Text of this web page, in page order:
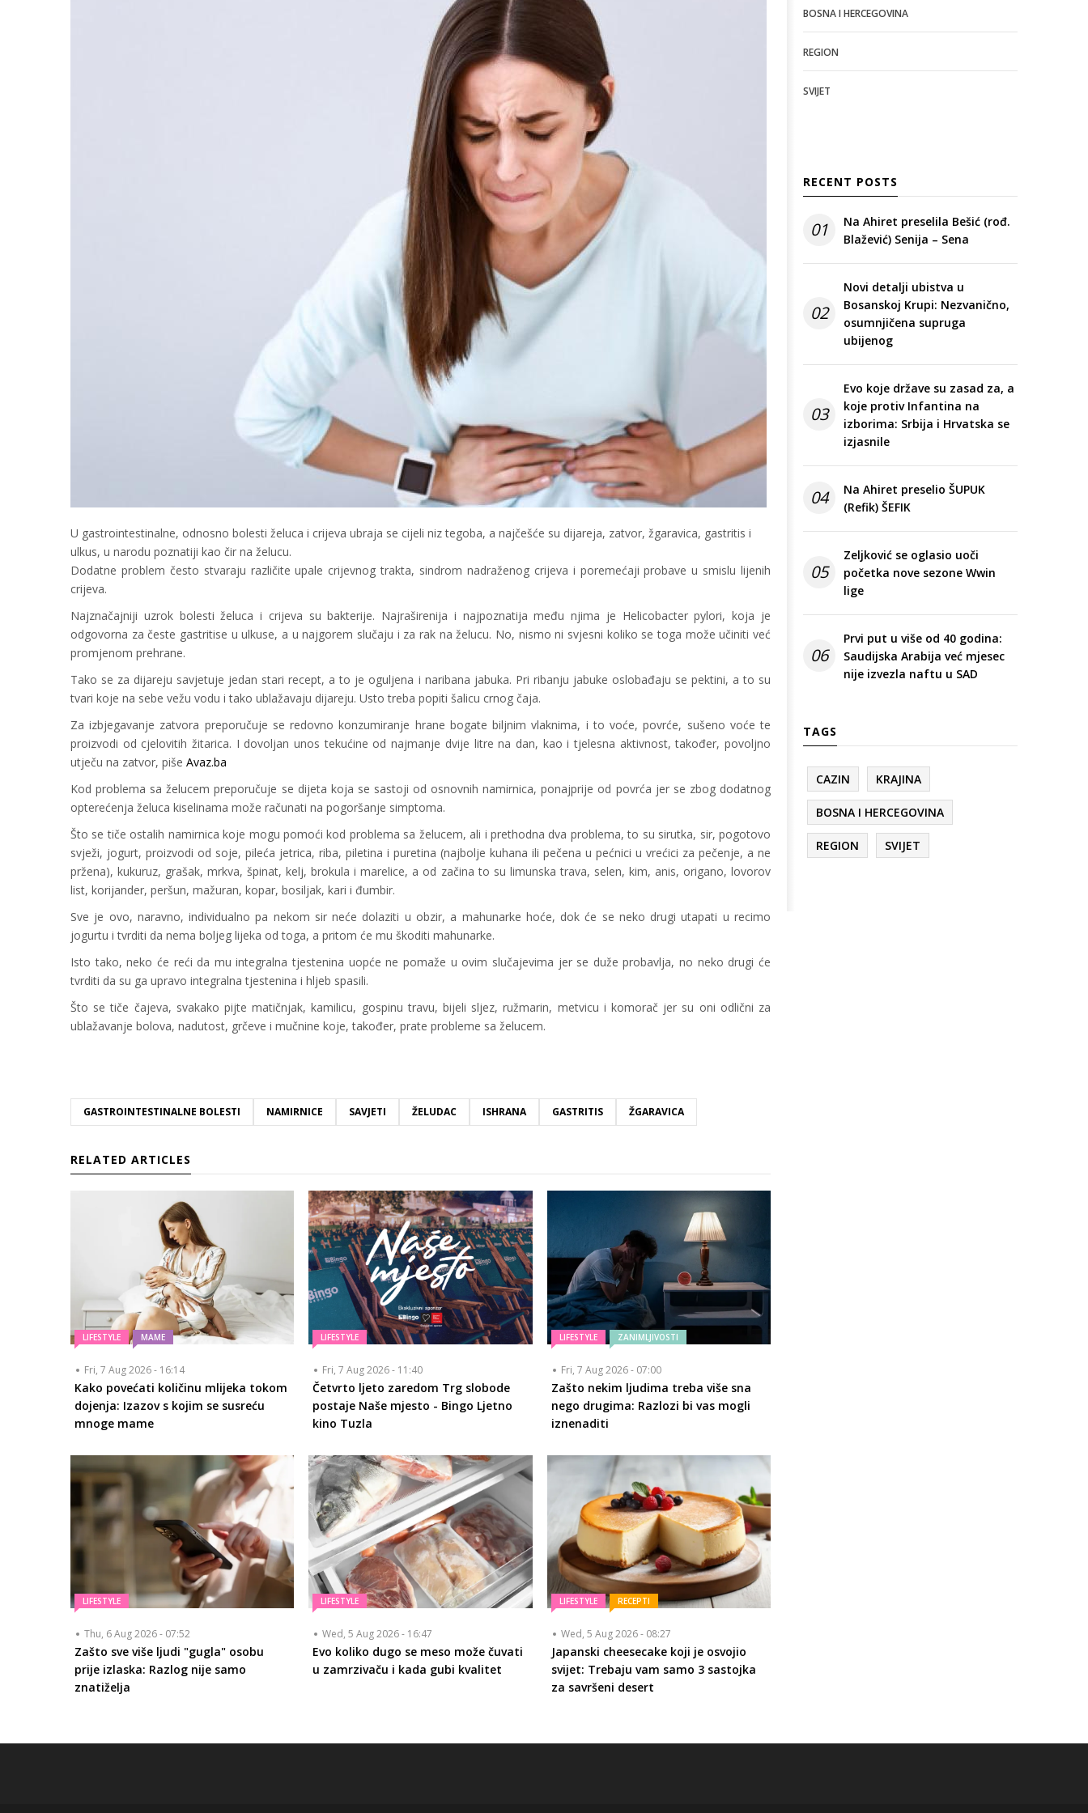
U gastrointestinalne, odnosno bolesti želuca i crijeva ubraja se cijeli niz tegoba, a najčešće su dijareja, zatvor, žgaravica, gastritis i
ulkus, u narodu poznatiji kao čir na želucu.
Dodatne problem često stvaraju različite upale crijevnog trakta, sindrom nadraženog crijeva i poremećaji probave u smislu lijenih
crijeva.
Najznačajniji uzrok bolesti želuca i crijeva su bakterije. Najraširenija i najpoznatija među njima je Helicobacter pylori, koja je
odgovorna za česte gastritise u ulkuse, a u najgorem slučaju i za rak na želucu. No, nismo ni svjesni koliko se toga može učiniti već
promjenom prehrane.
Tako se za dijareju savjetuje jedan stari recept, a to je oguljena i naribana jabuka. Pri ribanju jabuke oslobađaju se pektini, a to su
tvari koje na sebe vežu vodu i tako ublažavaju dijareju. Usto treba popiti šalicu crnog čaja.
Za izbjegavanje zatvora preporučuje se redovno konzumiranje hrane bogate biljnim vlaknima, i to voće, povrće, sušeno voće te
proizvodi od cjelovitih žitarica. I dovoljan unos tekućine od najmanje dvije litre na dan, kao i tjelesna aktivnost, također, povoljno
utječu na zatvor, piše Avaz.ba
Kod problema sa želucem preporučuje se dijeta koja se sastoji od osnovnih namirnica, ponajprije od povrća jer se zbog dodatnog
opterećenja želuca kiselinama može računati na pogoršanje simptoma.
Što se tiče ostalih namirnica koje mogu pomoći kod problema sa želucem, ali i prethodna dva problema, to su sirutka, sir, pogotovo
svježi, jogurt, proizvodi od soje, pileća jetrica, riba, piletina i puretina (najbolje kuhana ili pečena u pećnici u vrećici za pečenje, a ne
pržena), kukuruz, grašak, mrkva, špinat, kelj, brokula i marelice, a od začina to su limunska trava, selen, kim, anis, origano, lovorov
list, korijander, peršun, mažuran, kopar, bosiljak, kari i đumbir.
Sve je ovo, naravno, individualno pa nekom sir neće dolaziti u obzir, a mahunarke hoće, dok će se neko drugi utapati u recimo
jogurtu i tvrditi da nema boljeg lijeka od toga, a pritom će mu škoditi mahunarke.
Isto tako, neko će reći da mu integralna tjestenina uopće ne pomaže u ovim slučajevima jer se duže probavlja, no neko drugi će
tvrditi da su ga upravo integralna tjestenina i hljeb spasili.
Što se tiče čajeva, svakako pijte matičnjak, kamilicu, gospinu travu, bijeli sljez, ružmarin, metvicu i komorač jer su oni odlični za
ublažavanje bolova, nadutost, grčeve i mučnine koje, također, prate probleme sa želucem.
GASTROINTESTINALNE BOLESTI NAMIRNICE SAVJETI ŽELUDAC ISHRANA GASTRITIS ŽGARAVICA
RELATED ARTICLES
LIFESTYLE MAME
Fri, 7 Aug 2026 - 16:14
Kako povećati količinu mlijeka tokom
dojenja: Izazov s kojim se susreću
mnoge mame
LIFESTYLE
Fri, 7 Aug 2026 - 11:40
Četvrto ljeto zaredom Trg slobode
postaje Naše mjesto - Bingo Ljetno
kino Tuzla
LIFESTYLE ZANIMLJIVOSTI
Fri, 7 Aug 2026 - 07:00
Zašto nekim ljudima treba više sna
nego drugima: Razlozi bi vas mogli
iznenaditi
LIFESTYLE
Thu, 6 Aug 2026 - 07:52
Zašto sve više ljudi "gugla" osobu
prije izlaska: Razlog nije samo
znatiželja
LIFESTYLE
Wed, 5 Aug 2026 - 16:47
Evo koliko dugo se meso može čuvati
u zamrzivaču i kada gubi kvalitet
LIFESTYLE RECEPTI
Wed, 5 Aug 2026 - 08:27
Japanski cheesecake koji je osvojio
svijet: Trebaju vam samo 3 sastojka
za savršeni desert
BOSNA I HERCEGOVINA
REGION
SVIJET
RECENT POSTS
01
Na Ahiret preselila Bešić (rođ.
Blažević) Senija – Sena
02
Novi detalji ubistva u
Bosanskoj Krupi: Nezvanično,
osumnjičena supruga
ubijenog
03
Evo koje države su zasad za, a
koje protiv Infantina na
izborima: Srbija i Hrvatska se
izjasnile
04
Na Ahiret preselio ŠUPUK
(Refik) ŠEFIK
05
Zeljković se oglasio uoči
početka nove sezone Wwin
lige
06
Prvi put u više od 40 godina:
Saudijska Arabija već mjesec
nije izvezla naftu u SAD
TAGS
CAZIN KRAJINA
BOSNA I HERCEGOVINA
REGION SVIJET